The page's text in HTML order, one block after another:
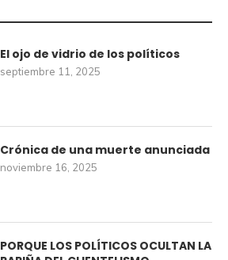
El ojo de vidrio de los políticos
septiembre 11, 2025
Crónica de una muerte anunciada
noviembre 16, 2025
PORQUE LOS POLÍTICOS OCULTAN LA